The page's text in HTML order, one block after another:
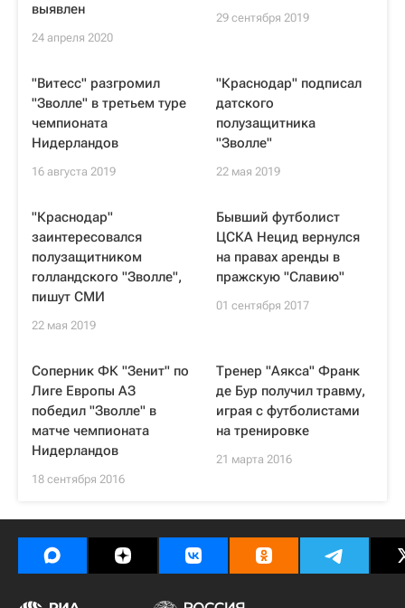
выявлен
24 апреля 2020
29 сентября 2019
"Витесс" разгромил
"Зволле" в третьем туре
чемпионата
Нидерландов
16 августа 2019
"Краснодар" подписал
датского
полузащитника
"Зволле"
22 мая 2019
"Краснодар"
заинтересовался
полузащитником
голландского "Зволле",
пишут СМИ
22 мая 2019
Бывший футболист
ЦСКА Нецид вернулся
на правах аренды в
пражскую "Славию"
01 сентября 2017
Соперник ФК "Зенит" по
Лиге Европы АЗ
победил "Зволле" в
матче чемпионата
Нидерландов
18 сентября 2016
Тренер "Аякса" Франк
де Бур получил травму,
играя с футболистами
на тренировке
21 марта 2016